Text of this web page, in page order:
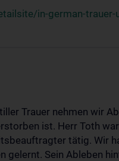
in-german-trauer-
Trauer nehmen wir
ist. Herr Toth
tätig. Wir
Sein Ableben